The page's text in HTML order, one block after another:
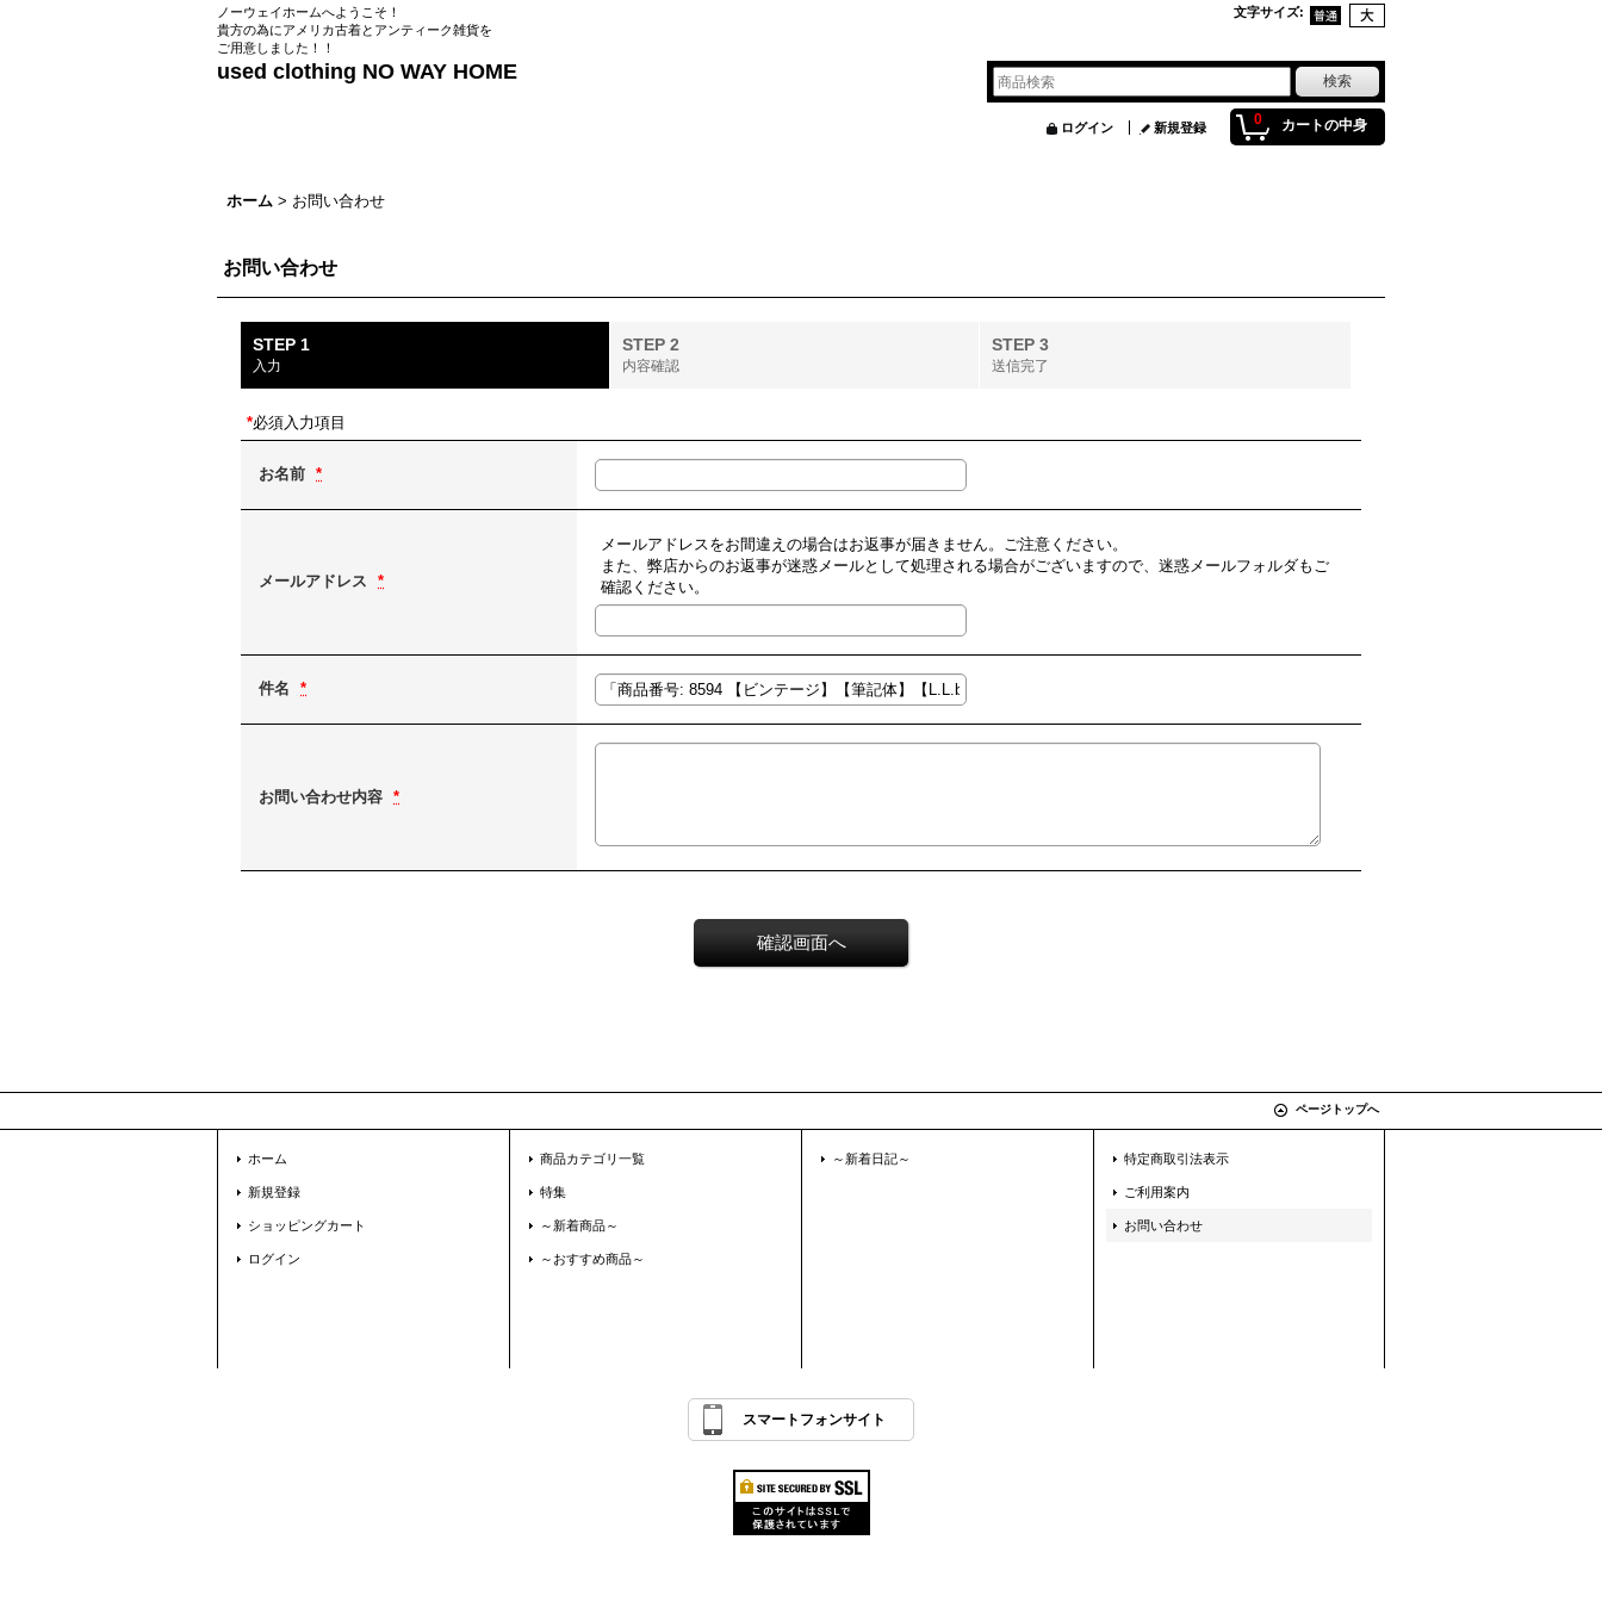
ノーウェイホームへようこそ！
貴方の為にアメリカ古着とアンティーク雑貨を
ご用意しました！！
文字サイズ:
used clothing NO WAY HOME
0 カートの中身
ログイン 新規登録
ホーム > お問い合わせ
お問い合わせ
STEP 1
入力
STEP 2
内容確認
STEP 3
送信完了
*必須入力項目
お名前 *
メールアドレス *
メールアドレスをお間違えの場合はお返事が届きません。ご注意ください。
また、弊店からのお返事が迷惑メールとして処理される場合がございますので、迷惑メールフォルダもご
確認ください。
件名 *
お問い合わせ内容 *
ページトップへ
ホーム
新規登録
ショッピングカート
ログイン
商品カテゴリ一覧
特集
～新着商品～
～おすすめ商品～
～新着日記～ 特定商取引法表示
ご利用案内
お問い合わせ
スマートフォンサイト